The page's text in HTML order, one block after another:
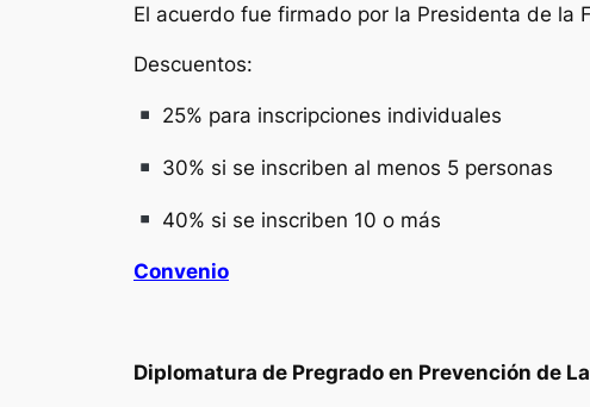
El acuerdo fue firmado por la Presidenta de la
Descuentos:
25% para inscripciones individuales
30% si se inscriben al menos 5 personas
40% si se inscriben 10 o más
Convenio
Diplomatura de Pregrado en Prevención de